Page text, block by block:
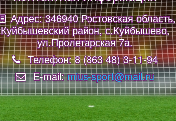
Адрес: 346940 Ростовская область,
Куйбышевский район, с.Куйбышево,
ул.Пролетарская 7а.
Телефон: 8 (863 48) 3-11-94
E-mail:mius-sport@mail.ru